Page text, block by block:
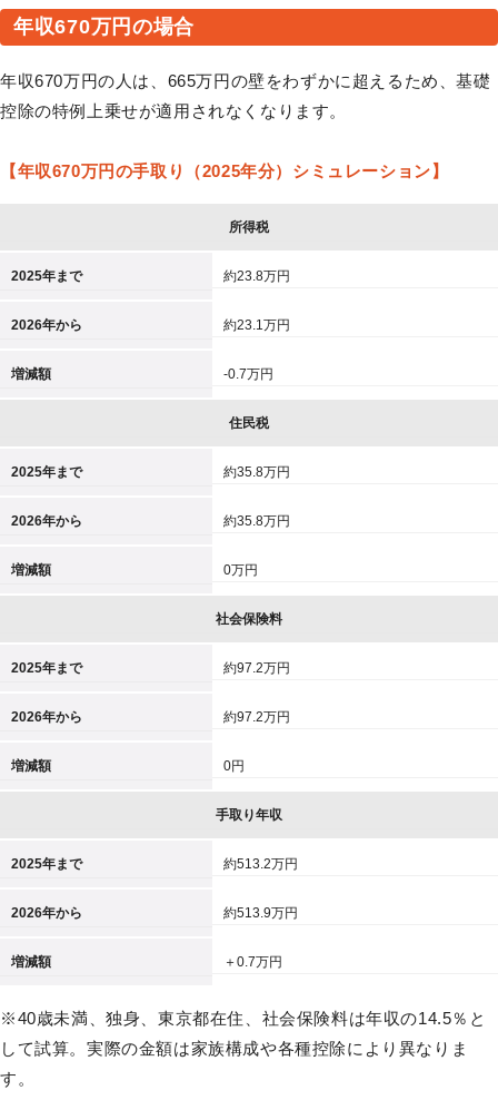
年収670万円の場合
年収670万円の人は、665万円の壁をわずかに超えるため、基礎
控除の特例上乗せが適用されなくなります。
【年収670万円の手取り（2025年分）シミュレーション】
所得税
2025年まで 約23.8万円
2026年から 約23.1万円
増減額 -0.7万円
住民税
2025年まで 約35.8万円
2026年から 約35.8万円
増減額 0万円
社会保険料
2025年まで 約97.2万円
2026年から 約97.2万円
増減額 0円
手取り年収
2025年まで 約513.2万円
2026年から 約513.9万円
増減額 ＋0.7万円
※40歳未満、独身、東京都在住、社会保険料は年収の14.5％と
して試算。実際の金額は家族構成や各種控除により異なりま
す。